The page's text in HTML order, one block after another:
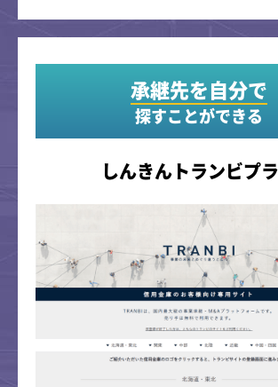
承継先を自分で
探すことができる
しんきんトランビプ